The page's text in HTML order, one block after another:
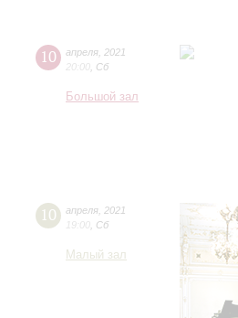
10 апреля 2021
20:00 Сб
Большой зал
10 апреля 2021
19:00 Сб
Малый зал